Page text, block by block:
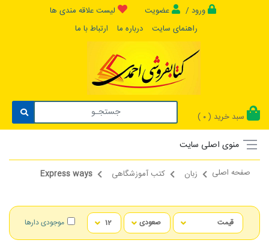
ورود / عضویت
لیست علاقه مندی ها
راهنمای سایت
درباره ما ارتباط با ما
سبد خرید ( 0
)
منوی اصلی سایت
صفحه اصلی زبان کتب آموزشگاهی Express ways
موجودی دارها